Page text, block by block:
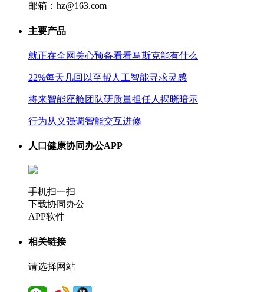
邮箱：hz@163.com
主要产品
就正在全网关心预备看看马斯克能有什么
22%每天几回以至帮人工智能寻求灵感
将来智能座舱团队研质量担任人揭晓暗示
行为从义强调智能交互进修
人口健康协同办公APP
手机扫一扫
下载协同办公
APP软件
相关链接
请选择网站